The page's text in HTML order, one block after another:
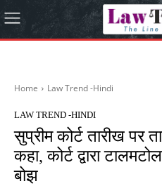
Home Law Trend -Hindi
LAW TREND -HINDI
सुप्रीम कोर्ट तारीख पर
कहा, कोर्ट द्वारा
बोझ